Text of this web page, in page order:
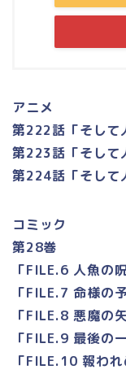
アニメ
第222話「そして
第223話「そして
第224話「そして
コミック
第28巻
「FILE.6 人魚の
「FILE.7 命様の
「FILE.8 悪魔の矢
「FILE.9 最後の
「FILE.10 報われ